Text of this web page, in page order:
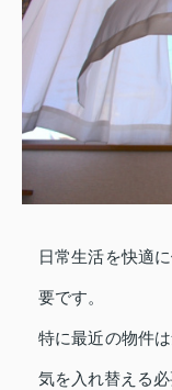
日常生活を快適
要です。
特に最近の物件
気を入れ替える必